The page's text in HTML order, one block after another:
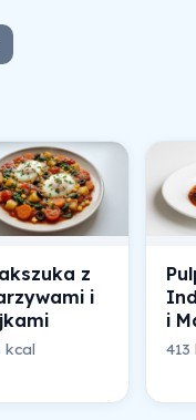
z
i
kcal
i
413